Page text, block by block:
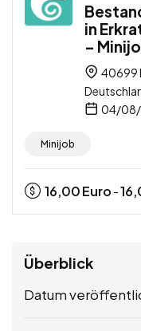
in
–
40699
04/
Minijob
16,00Euro -
Überblick
Datum